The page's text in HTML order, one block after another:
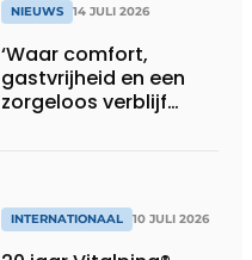
NIEUWS 14 JULI 2026
‘Waar comfort,
gastvrijheid en een
zorgeloos verblijf
INTERNATIONAAL 10 JULI 2026